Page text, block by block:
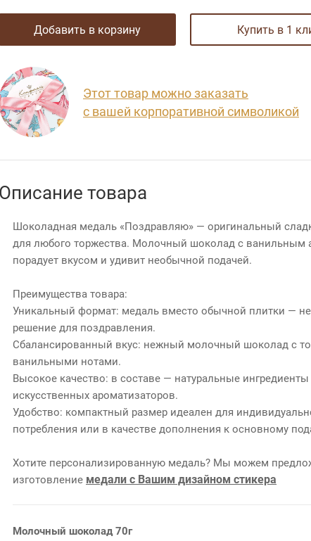
добавить в корзину купить в 1
Этот товар можно заказать
с вашей корпоративной символикой
Описание товара
Шоколадная медаль «Поздравляю» — оригинальный
для любого торжества. Молочный шоколад с ванильным
порадует вкусом и удивит необычной подачей.
Преимущества товара:
Уникальный формат: медаль вместо обычной плитки —
решение для поздравления.
Сбалансированный вкус: нежный молочный шоколад с
ванильными нотами.
Высокое качество: в составе — натуральные ингредиенты
искусственных ароматизаторов.
Удобство: компактный размер идеален для
потребления или в качестве дополнения к основному
Хотите персонализированную медаль? Мы можем
изготовление медали с Вашим дизайном стикера
Молочный шоколад 70г